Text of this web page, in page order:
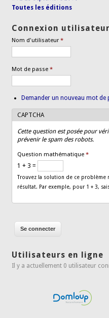
Toutes les éditions
Connexion utilisateur
Nom d'utilisateur*
Mot de passe*
Demander un nouveau mot de
CAPTCHA
Cette question est posée pour
prévenir le spam des robots.
Question mathématique*
1 + 3 =
Trouvez la solution de ce problème
résultat. Par exemple, pour 1 + 3,
Utilisateurs en ligne
Il y a actuellement 0 utilisateur